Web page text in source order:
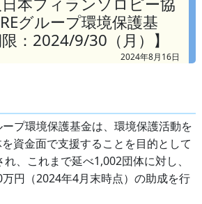
グループ環境保護基
：2024/9/30（月）】
2024年8月16日
ープ環境保護基金は、環境保護活動を
資金面で支援することを目的として
、これまで延べ1,002団体に対し、
円（2024年4月末時点）の助成を行